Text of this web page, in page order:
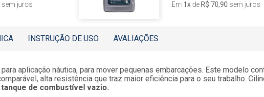
sem juros Em 1x de R$ 70,90 sem juros
INSTRUÇÃO DE USO AVALIAÇÕES
aplicação náutica, para mover pequenas embarcações. Este modelo
alta resistência que traz maior eficiência para o seu trabalho.
de combustível vazio.